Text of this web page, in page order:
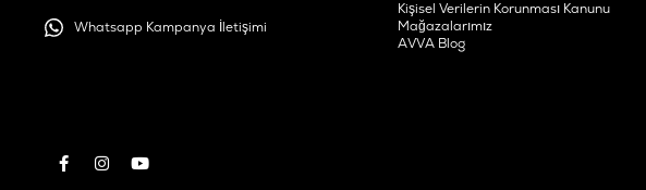
Whatsapp Kampanya İletişimi
Kişisel Verilerin Korunması Kanunu
Mağazalarımız
AVVA Blog